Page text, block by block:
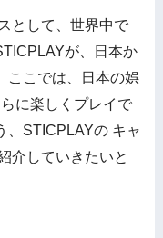
として、世界中で
が、日本か
ここでは、日本の娯
に楽しくプレイで
、STICPLAYの キャ
介していきたいと